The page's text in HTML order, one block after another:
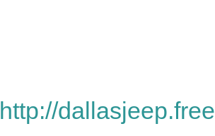
http://